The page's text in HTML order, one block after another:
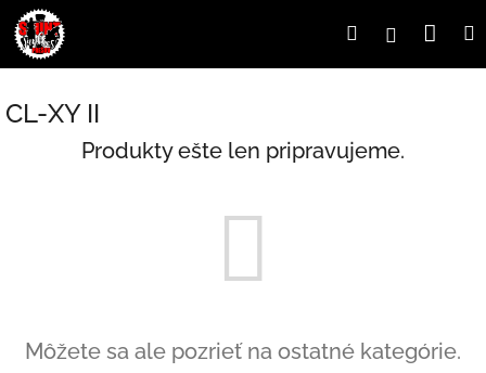
Prejsť
na
obsah
Hľadať
CL-XY II
Produkty ešte len pripravujeme.
Môžete sa ale pozrieť na ostatné kategórie.